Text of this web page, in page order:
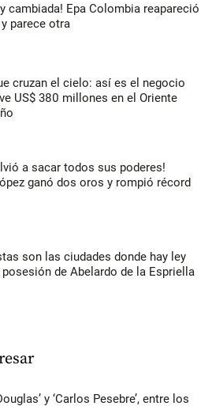
cambiada! Epa Colombia reapareció
parece otra
cruzan el cielo: así es el negocio
US$ 380 millones en el Oriente
a sacar todos sus poderes!
ganó dos oros y rompió récord
son las ciudades donde hay ley
de Abelardo de la Espriella
y ‘Carlos Pesebre’, entre los